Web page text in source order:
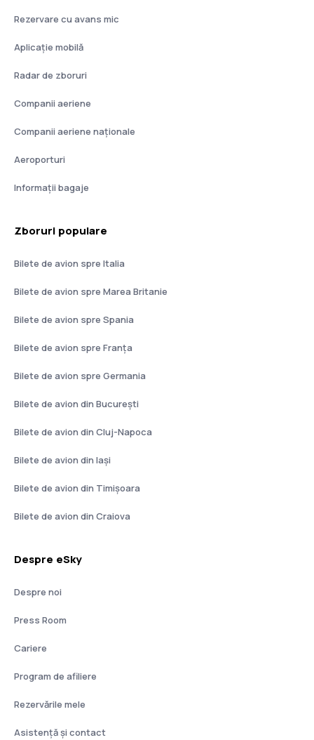
Rezervare cu avans mic
Aplicație mobilă
Radar de zboruri
Companii aeriene
Companii aeriene naţionale
Aeroporturi
Informații bagaje
Zboruri populare
Bilete de avion spre Italia
Bilete de avion spre Marea Britanie
Bilete de avion spre Spania
Bilete de avion spre Franţa
Bilete de avion spre Germania
Bilete de avion din București
Bilete de avion din Cluj-Napoca
Bilete de avion din Iași
Bilete de avion din Timișoara
Bilete de avion din Craiova
Despre eSky
Despre noi
Press Room
Cariere
Program de afiliere
Rezervările mele
Asistenţă şi contact